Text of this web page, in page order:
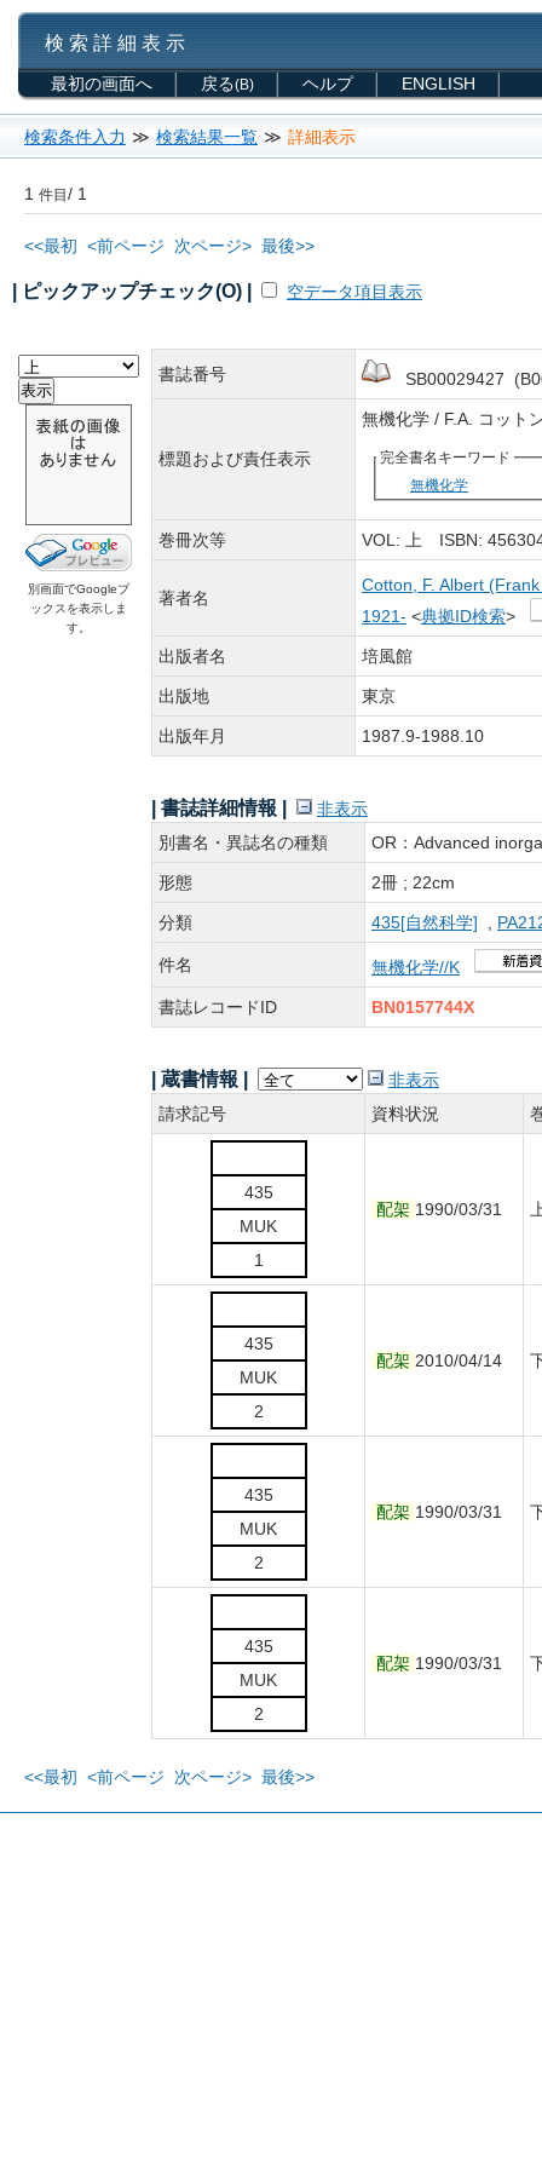
検 索 詳 細 表 示
最初の画面へ 戻る(B) ヘルプ ENGLISH
検索条件入力 ≫ 検索結果一覧 ≫ 詳細表示
1 件目/ 1
<<最初 <前ページ 次ページ> 最後>>
| ピックアップチェック(O) | 空データ項目表示
別画面でGoogleブ
ックスを表示しま
す。
書誌番号 SB00029427
標題および責任表示
無機化学 / F.A. コッ
完全書名キーワード
無機化学
巻冊次等 VOL: 上 ISBN:
著者名
Cotton, F. Albert
1921- <典拠ID検索>
出版者名 培風館
出版地 東京
出版年月 1987.9-1988.10
| 書誌詳細情報 |
非表示
別書名・異誌名の種類
OR：Advanced
形態 2冊 ; 22cm
分類 435[自然科学]
件名 無機化学//K
書誌レコードID BN0157744X
| 蔵書情報 |
非表示
請求記号
資料状況
435
MUK
1
配架 1990/03/31
435
MUK
2
配架 2010/04/14
435
MUK
2
配架 1990/03/31
435
MUK
2
配架 1990/03/31
<<最初 <前ページ 次ページ> 最後>>